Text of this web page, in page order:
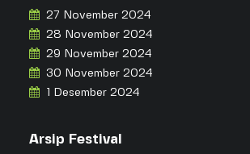
27 November 2024
28 November 2024
29 November 2024
30 November 2024
1 Desember 2024
Arsip Festival